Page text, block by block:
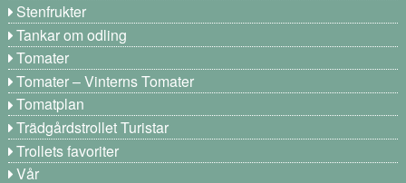
Stenfrukter
Tankar om odling
Tomater
Tomater – Vinterns Tomater
Tomatplan
Trädgårdstrollet Turistar
Trollets favoriter
Vår